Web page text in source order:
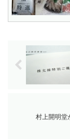
村上開明堂